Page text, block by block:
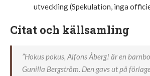
utveckling (Spekulation, inga
Citat och källsamling
”Hokus pokus, Alfons Åberg! är en
Gunilla Bergström. Den gavs ut på